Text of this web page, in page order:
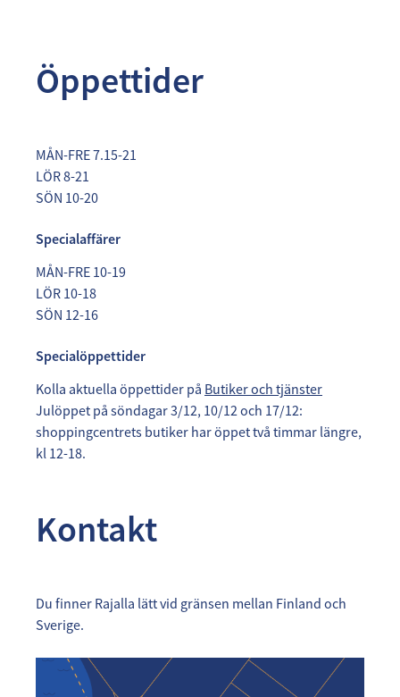
Öppettider
MÅN-FRE 7.15-21
LÖR 8-21
SÖN 10-20
Specialaffärer
MÅN-FRE 10-19
LÖR 10-18
SÖN 12-16
Specialöppettider
Kolla aktuella öppettider på Butiker och tjänster
Julöppet på söndagar 3/12, 10/12 och 17/12:
shoppingcentrets butiker har öppet två timmar längre,
kl 12-18. ​​​​​​​
Kontakt
Du finner Rajalla lätt vid gränsen mellan Finland och
Sverige.